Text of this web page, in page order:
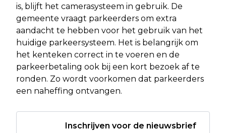
is, blijft het camerasysteem in gebruik. De
gemeente vraagt parkeerders om extra
aandacht te hebben voor het gebruik van het
huidige parkeersysteem. Het is belangrijk om
het kenteken correct in te voeren en de
parkeerbetaling ook bij een kort bezoek af te
ronden. Zo wordt voorkomen dat parkeerders
een naheffing ontvangen.
Inschrijven voor de nieuwsbrief